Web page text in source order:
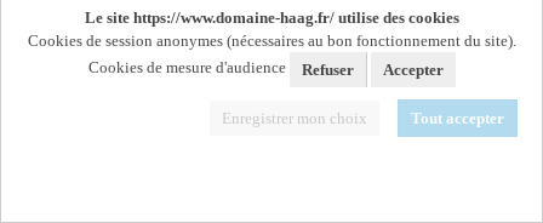
RIESLING LES
ENCRINES
Le site https://www.domaine-haag.fr/ utilise des cookies
Cookies de session anonymes (nécessaires au bon fonctionnement du site).
Cookies de mesure d'audience
Refuser Accepter
Enregistrer mon choix Tout accepter